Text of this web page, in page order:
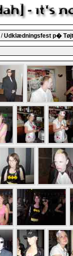
/Udklædningsfest p�